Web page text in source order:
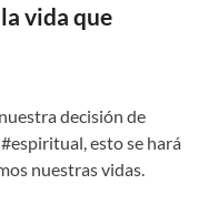
vida que
decisión de
esto se hará
nuestras vidas.